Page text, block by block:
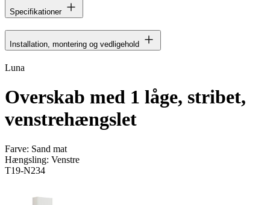
Specifikationer
Installation, montering og vedligehold
Luna
Overskab med 1 låge, stribet,
venstrehængslet
Farve: Sand mat
Hængsling: Venstre
T19-N234